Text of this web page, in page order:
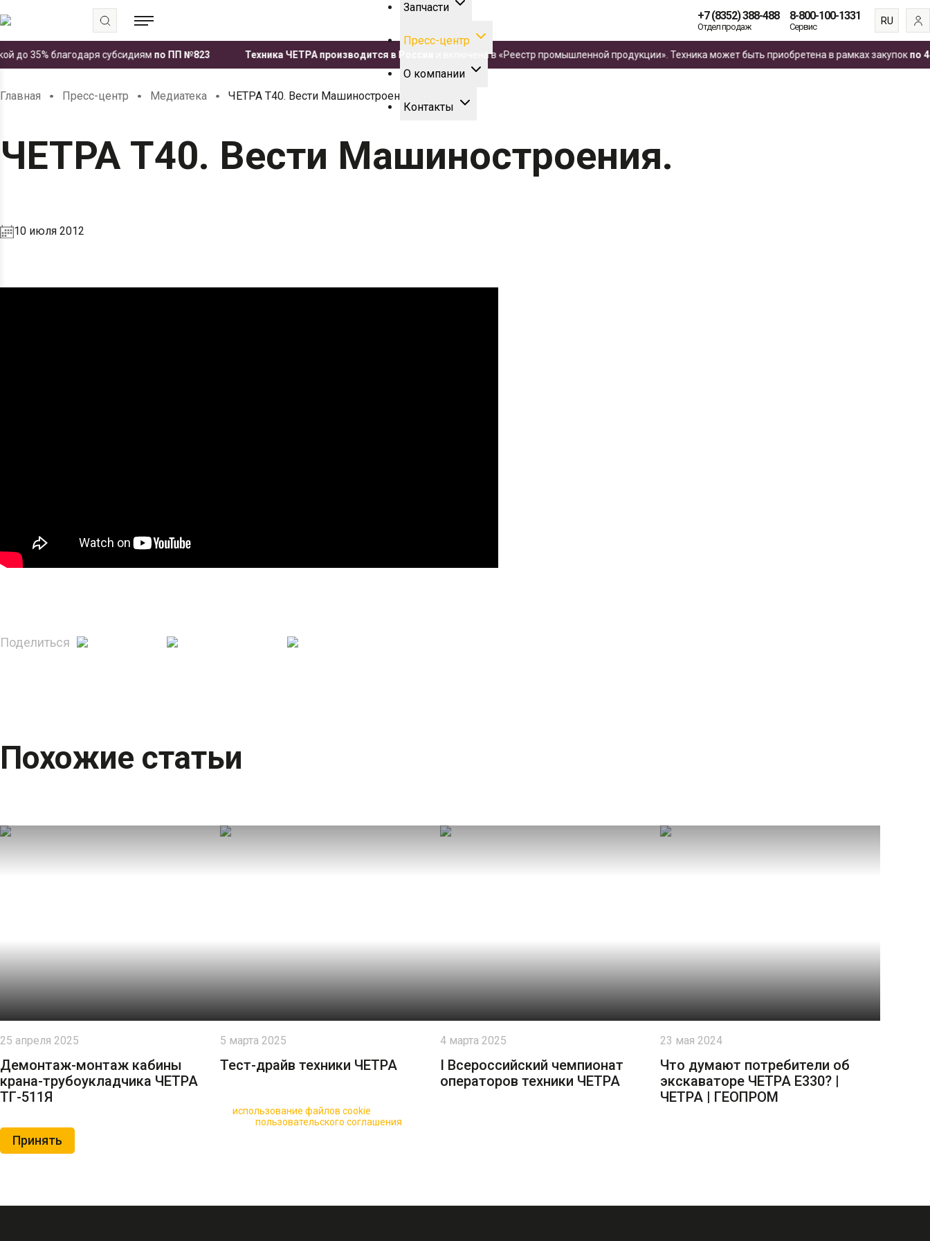
Запчасти
Пресс-центр
О компании
Контакты
+7 (8352) 388-488
Отдел продаж
8-800-100-1331
Сервис
RU
EN
ES
35% благодаря субсидиямпо ПП №823 Техника ЧЕТРА производится в России и включена в «Реестр промышленной продукции». Техника может быть приобретена в рамках закупокпо
Главная . Пресс-центр . Медиатека . ЧЕТРА Т40. Вести Машиностроения.
ЧЕТРА Т40. Вести Машиностроения.
10 июля 2012
Поделиться
Похожие статьи
25 апреля 2025
Демонтаж-монтаж кабины
крана-трубоукладчика ЧЕТРА
ТГ-511Я
5 марта 2025
Тест-драйв техники ЧЕТРА
4 марта 2025
I Всероссийский чемпионат
операторов техники ЧЕТРА
23 мая 2024
Что думают потребители об
экскаваторе ЧЕТРА Е330? |
ЧЕТРА | ГЕОПРОМ
использование файлов cookie
пользовательского соглашения
Принять